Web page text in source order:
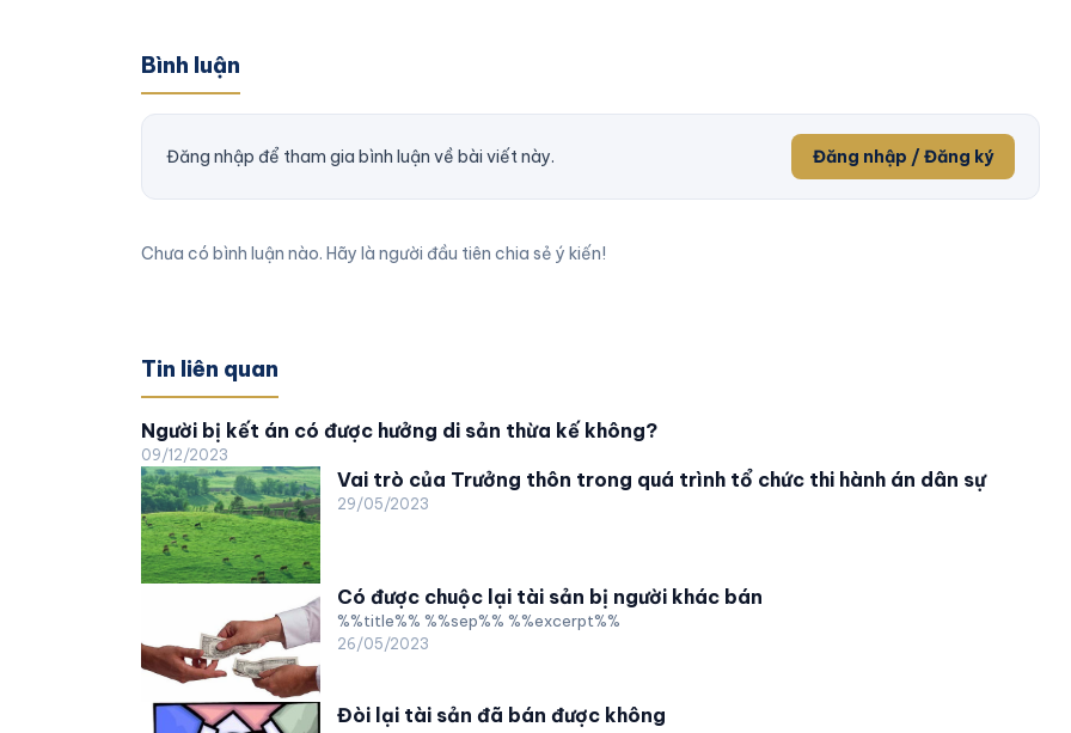
Bình luận
Đăng nhập để tham gia bình luận về bài viết này. Đăng nhập / Đăng ký
Chưa có bình luận nào. Hãy là người đầu tiên chia sẻ ý kiến!
Tin liên quan
Người bị kết án có được hưởng di sản thừa kế không?
09/12/2023
Vai trò của Trưởng thôn trong quá trình tổ chức thi hành án dân sự
29/05/2023
Có được chuộc lại tài sản bị người khác bán
%%title%% %%sep%% %%excerpt%%
26/05/2023
Đòi lại tài sản đã bán được không